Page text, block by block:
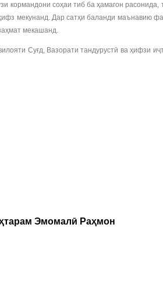
соҳаи тиб ба ҳамагон расонида,
мекунанд. Дар сатҳи баланди маънавию
мекашанд.
Суғд, Вазорати тандурустӣ ва ҳифзи
Эмомалӣ Раҳмон